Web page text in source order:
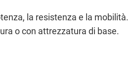
la resistenza e la mobilità.
o con attrezzatura di base.